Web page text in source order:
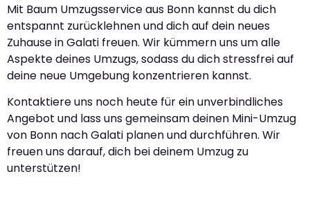
Mit Baum Umzugsservice aus Bonn kannst du dich
entspannt zurücklehnen und dich auf dein neues
Zuhause in Galati freuen. Wir kümmern uns um alle
Aspekte deines Umzugs, sodass du dich stressfrei auf
deine neue Umgebung konzentrieren kannst.
Kontaktiere uns noch heute für ein unverbindliches
Angebot und lass uns gemeinsam deinen Mini-Umzug
von Bonn nach Galati planen und durchführen. Wir
freuen uns darauf, dich bei deinem Umzug zu
unterstützen!